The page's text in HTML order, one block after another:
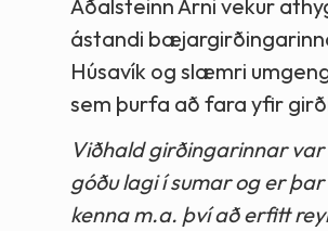
Aðalsteinn Árni vekur
ástandi
Húsavík og slæmri
sem þurfa að fara yfir
Viðhald girðingarinnar var
góðu lagi í sumar og er þar
kenna m.a. því að erfitt